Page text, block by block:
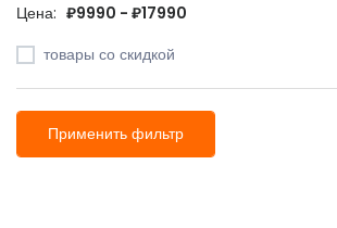
Цена: ₽9990 - ₽17990
товары со скидкой
Применить фильтр